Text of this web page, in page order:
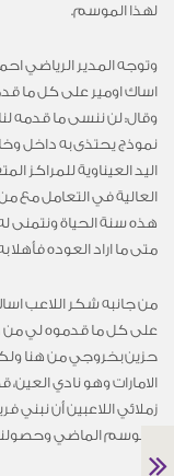
لهذا الموسم.
وتوجه المدير الرياضي
اساك اومير على كل ما
وقال: لن ننسى ما قدمه
نموذج يحتذى به داخل
اليد العيناوية للمراكز
العالية في التعامل مع
هذه سنة الحياة ونتمنى
متى ما اراد العوده فأهلا
من جانبه شكر اللاعب
على كل ما قدموه لي من
حزين بخروجي من هنا
زملائي اللاعبين أن نبني
الموسم الماضي وحصولنا